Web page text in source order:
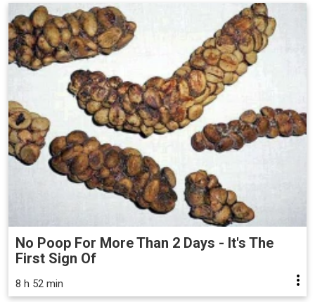
No Poop For More Than 2 Days - It's The
First Sign Of
8 h 52 min